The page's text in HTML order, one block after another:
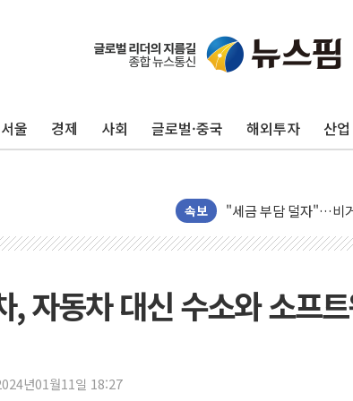
울 경제 사회 글로벌·중국 해외투자 산업
속보
트럼프, '원정출산 시
"세금 부담 덜자"…비
세금 부담 커진 고가
[금/유가] 이란의 호
뉴욕증시, 유가·금리
자동차 대신 수소와 소프
년01월11일 18:27